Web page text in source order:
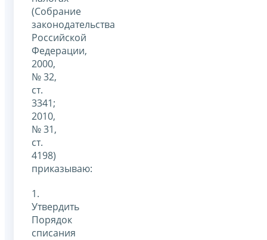
(Собрание
законодательства
Российской
Федерации,
2000,
№ 32,
ст.
3341;
2010,
№ 31,
ст.
4198)
приказываю:
1.
Утвердить
Порядок
списания